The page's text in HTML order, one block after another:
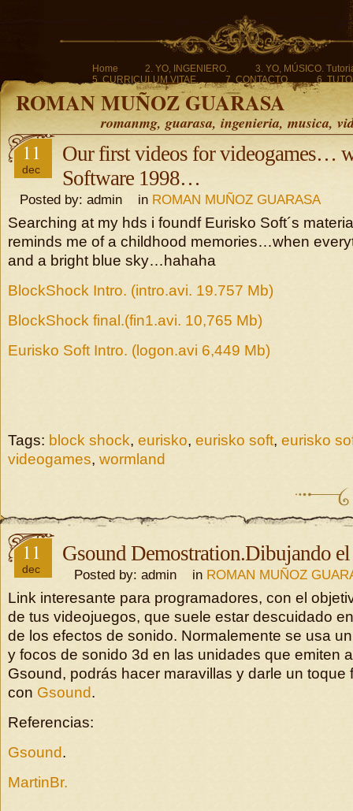
Home 2. YO, INGENIERO.
3. YO, MÚSICO.
5. CURRICULUM VITAE.
7. CONTACTO. 6.
ROMAN MUÑOZ GUARASA
romanmg, guarasa, ingenieria, musica,
11
dec
Our first videos for videogames…
Software 1998…
Posted by: admin in ROMAN MUÑOZ GUARASA
Searching at my hds i foundf Eurisko Soft´s
reminds me of a childhood memories…when
and a bright blue sky…hahaha
BlockShock Intro. (intro.avi. 19.757 Mb)
BlockShock final.(fin1.avi. 10,765 Mb)
Eurisko Soft Intro. (logon.avi 6,449 Mb)
Tags: block shock, eurisko, eurisko soft, eurisko
videogames, wormland
11
dec
Gsound Demostration.Dibujando
Posted by: admin in ROMAN MUÑOZ
Link interesante para programadores, con el
de tus videojuegos, que suele estar descuidado
de los efectos de sonido. Normalemente se usa
y focos de sonido 3d en las unidades que emiten
Gsound, podrás hacer maravillas y darle un toque
con Gsound.
Referencias:
Gsound.
MartinBr.